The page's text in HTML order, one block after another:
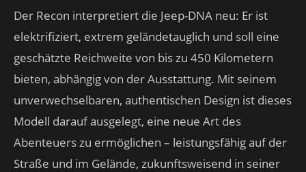
Der Recon interpretiert die Jeep-DNA neu: Er ist
elektrifiziert, extrem geländetauglich und soll eine
geschätzte Reichweite von bis zu 450 Kilometern
bieten, abhängig von der Ausstattung. Mit seinem
unverwechselbaren, authentischen Design ist dieses
Modell darauf ausgelegt, eine neue Art des
Abenteuers zu ermöglichen – leistungsfähig auf der
Straße und im Gelände, zukunftsweisend in seiner